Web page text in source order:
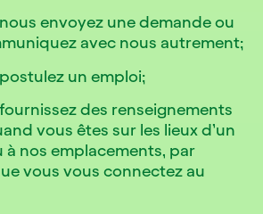
envoyez une demande ou
avec nous autrement;
un emploi;
des renseignements
vous êtes sur les lieux d’un
à nos emplacements, par
vous vous connectez au